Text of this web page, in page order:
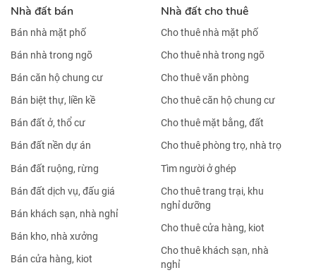
Nhà đất bán
Bán nhà mặt phố
Bán nhà trong ngõ
Bán căn hộ chung cư
Bán biệt thự, liền kề
Bán đất ở, thổ cư
Bán đất nền dự án
Bán đất ruộng, rừng
Bán đất dịch vụ, đấu giá
Bán khách sạn, nhà nghỉ
Bán kho, nhà xưởng
Bán cửa hàng, kiot
Nhà đất cho thuê
Cho thuê nhà mặt phố
Cho thuê nhà trong ngõ
Cho thuê văn phòng
Cho thuê căn hộ chung cư
Cho thuê mặt bằng, đất
Cho thuê phòng trọ, nhà trọ
Tìm người ở ghép
Cho thuê trang trại, khu
nghỉ dưỡng
Cho thuê cửa hàng, kiot
Cho thuê khách sạn, nhà
nghỉ